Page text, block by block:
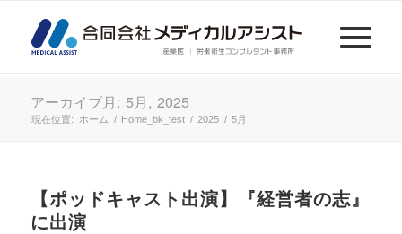
アーカイブ月: 5月, 2025
現在位置: ホーム / Home_bk_test / 2025 / 5月
【ポッドキャスト出演】『経営者の志』
に出演